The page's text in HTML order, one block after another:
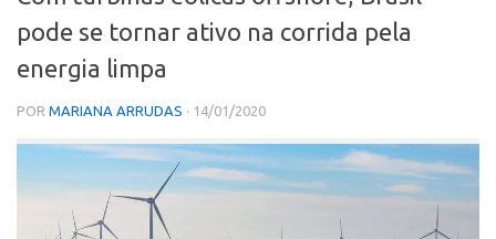
Polos
Polo Capital
Polo Lorena
Polo Ribeirão Preto
Polo São Carlos
Programas
pode se tornar ativo na corrida pela
energia limpa
POR MARIANA ARRUDAS · 14/01/2020